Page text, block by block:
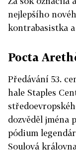
nejlepšího
kontrabasistka a
Pocta
Předávání 53.
hale Staples
dozvěděl
pódium
Soulová